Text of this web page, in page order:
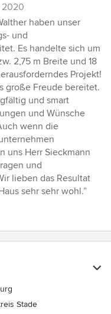
2020
haben unser
und
Es handelte sich um
2,75 m Breite und 18
Projekt!
große Freude bereitet.
und smart
und Wünsche
wenn die
uns Herr Sieckmann
und
lieben das Resultat
sehr sehr wohl.”
Stade